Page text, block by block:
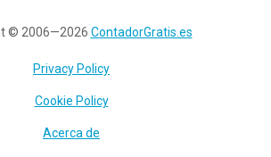
© 2006—2026 ContadorGratis.es
Privacy Policy
Cookie Policy
Acerca de